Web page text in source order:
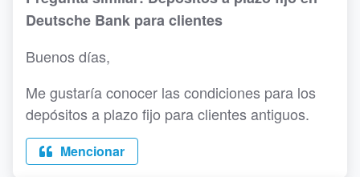
Deutsche Bank para clientes
Buenos días,
Me gustaría conocer las condiciones para los
depósitos a plazo fijo para clientes antiguos.
Mencionar